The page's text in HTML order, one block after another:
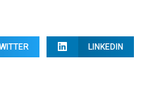
LINKEDIN